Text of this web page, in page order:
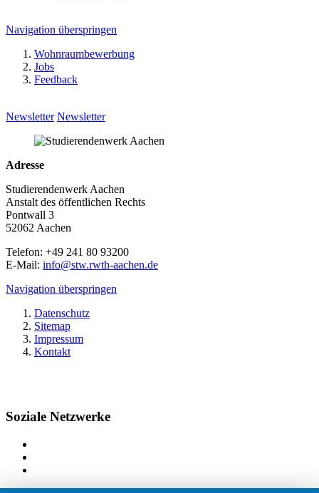
Navigation überspringen
Wohnraumbewerbung
Jobs
Feedback
Newsletter Newsletter
Adresse
Studierendenwerk Aachen
Anstalt des öffentlichen Rechts
Pontwall 3
52062 Aachen
Telefon: +49 241 80 93200
E-Mail: info@stw.rwth-aachen.de
Navigation überspringen
Datenschutz
Sitemap
Impressum
Kontakt
Soziale Netzwerke